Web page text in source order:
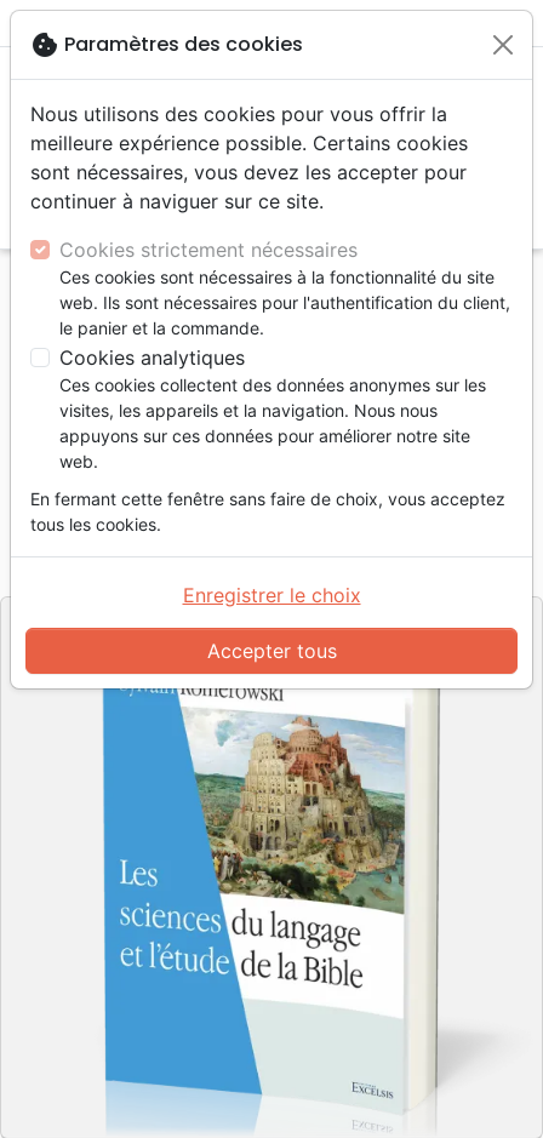
menu
Accueil Livres
Erudition
Sciences du langage et l'étude de la Bible (Les) -
[2e édition révisée et augmentée]
Les Sciences du langage et l'étude de
la Bible
[2e édition révisée et augmentée]
Auteur :Sylvain Romerowski
cookie Paramètres des cookies
Nous utilisons des cookies pour vous offrir la
meilleure expérience possible. Certains cookies
sont nécessaires, vous devez les accepter pour
continuer à naviguer sur ce site.
Cookies strictement nécessaires
Ces cookies sont nécessaires à la fonctionnalité du site
web. Ils sont nécessaires pour l'authentification du client,
le panier et la commande.
Cookies analytiques
Ces cookies collectent des données anonymes sur les
visites, les appareils et la navigation. Nous nous
appuyons sur ces données pour améliorer notre site
web.
En fermant cette fenêtre sans faire de choix, vous acceptez
tous les cookies.
Accepter tous
Enregistrer le choix